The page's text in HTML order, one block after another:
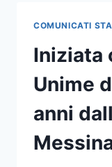
DI
COMUNICATI
Iniziata
Unime
anni